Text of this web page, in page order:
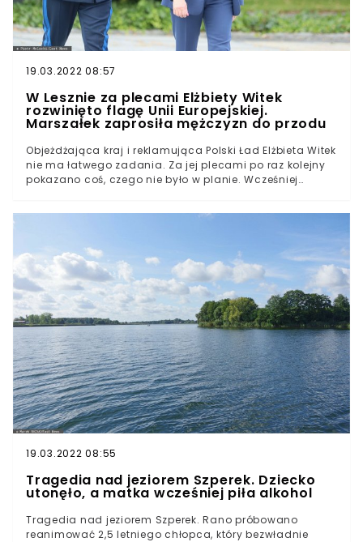
19.03.2022 08:57
W Lesznie za plecami Elżbiety Witek
rozwinięto flagę Unii Europejskiej.
Marszałek zaprosiła mężczyzn do przodu
Objeżdżająca kraj i reklamująca Polski Ład Elżbieta Witek
nie ma łatwego zadania. Za jej plecami po raz kolejny
pokazano coś, czego nie było w planie. Wcześniej
Leszna (woj. wielkopolskie).Wszystko wskazuje na to, że
wcześniejsze wydarzenia zostały dokładnie
przeanalizowane nie tylko przez Elżbietę Witek, ale
również speców od wizerunku. Tym razem bowiem
marszałek Sejmu zareagowała zdecydowanie inaczej
niż poprzednio. Co pojawiło się za plecami polityczki w
sobotę?
19.03.2022 08:55
Tragedia nad jeziorem Szperek. Dziecko
utonęło, a matka wcześniej piła alkohol
Tragedia nad jeziorem Szperek. Rano próbowano
reanimować 2,5 letniego chłopca, który bezwładnie